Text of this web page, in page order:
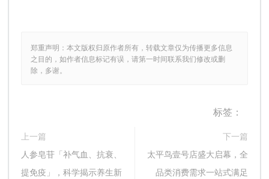
郑重声明：本文版权归原作者所有，转载文章仅为传播更多信息
之目的，如作者信息标记有误，请第一时间联系我们修改或删
除，多谢。
标签：
上一篇
人参皂苷「补气血、抗衰、
提免疫」，科学揭示养生新
下一篇
太平鸟壹号店盛大启幕，全
品类消费需求一站式满足